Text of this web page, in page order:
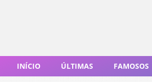
INÍCIO ÚLTIMAS FAMOSOS